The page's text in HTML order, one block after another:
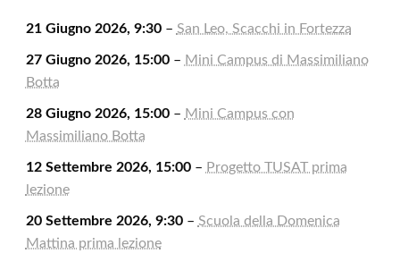
21 Giugno 2026, 9:30– San Leo, Scacchi in Fortezza
27 Giugno 2026, 15:00– Mini Campus di Massimiliano
Botta
28 Giugno 2026, 15:00– Mini Campus con
Massimiliano Botta
12 Settembre 2026, 15:00– Progetto TUSAT prima
lezione
20 Settembre 2026, 9:30– Scuola della Domenica
Mattina prima lezione